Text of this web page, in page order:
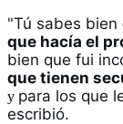
"Tú sabes bien
que hacía el
bien que fui
que tienen
y para los que
escribió.